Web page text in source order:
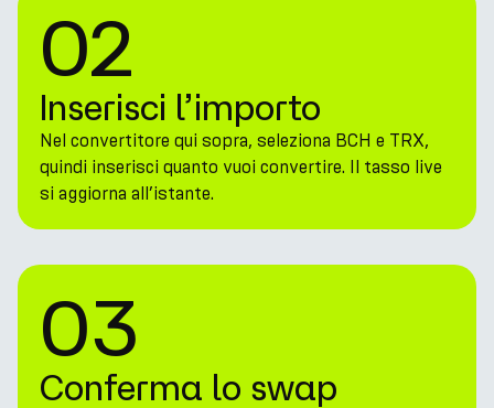
02
Inserisci l’importo
Nel convertitore qui sopra, seleziona BCH e TRX,
quindi inserisci quanto vuoi convertire. Il tasso live
si aggiorna all’istante.
03
Conferma lo swap